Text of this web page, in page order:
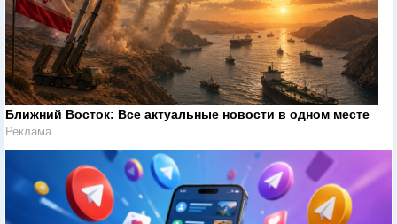
Ближний Восток: Все актуальные новости в одном месте
Реклама